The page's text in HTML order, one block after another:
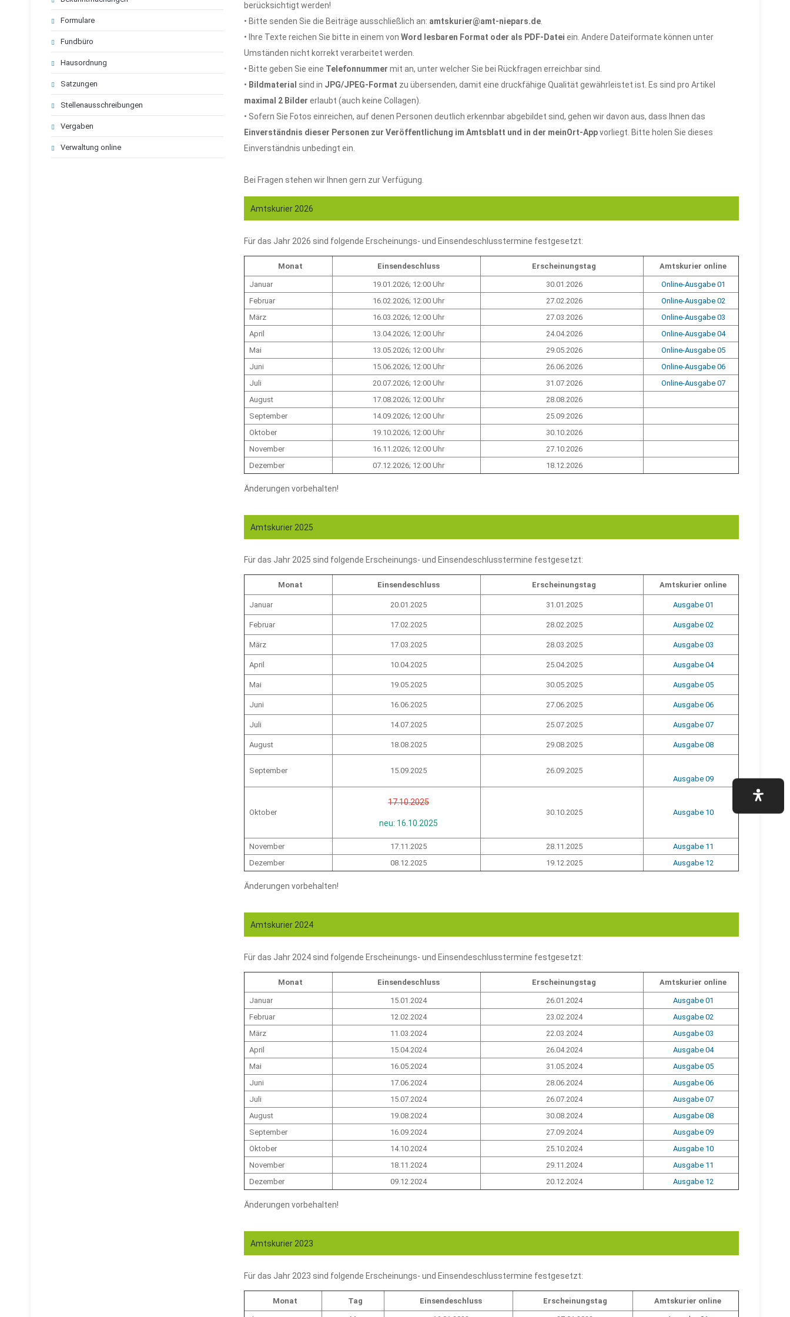
berücksichtigt werden!
• Bitte senden Sie die Beiträge ausschließlich an: amtskurier@amt-niepars.de.
• Ihre Texte reichen Sie bitte in einem von Word lesbaren Format oder als PDF-Datei ein. Andere Dateiformate können unter
Umständen nicht korrekt verarbeitet werden.
• Bitte geben Sie eine Telefonnummer mit an, unter welcher Sie bei Rückfragen erreichbar sind.
• Bildmaterial sind in JPG/JPEG-Format zu übersenden, damit eine druckfähige Qualität gewährleistet ist. Es sind pro Artikel
maximal 2 Bilder erlaubt (auch keine Collagen).
• Sofern Sie Fotos einreichen, auf denen Personen deutlich erkennbar abgebildet sind, gehen wir davon aus, dass Ihnen das
Einverständnis dieser Personen zur Veröffentlichung im Amtsblatt und in der meinOrt-Appvorliegt. Bitte holen Sie dieses
Einverständnis unbedingt ein.
Bei Fragen stehen wir Ihnen gern zur Verfügung.
Amtskurier 2026
Für das Jahr 2026 sind folgende Erscheinungs- und Einsendeschlusstermine festgesetzt:
Monat Einsendeschluss Erscheinungstag Amtskurier online
Januar 19.01.2026; 12:00 Uhr 30.01.2026
Online-Ausgabe 01
Februar
16.02.2026; 12:00 Uhr 27.02.2026
Online-Ausgabe 02
März
16.03.2026; 12:00 Uhr 27.03.2026
Online-Ausgabe 03
April
13.04.2026; 12:00 Uhr 24.04.2026
Online-Ausgabe 04
Mai
13.05.2026; 12:00 Uhr 29.05.2026
Online-Ausgabe 05
Juni
15.06.2026; 12:00 Uhr 26.06.2026
Online-Ausgabe 06
Juli
20.07.2026; 12:00 Uhr 31.07.2026
Online-Ausgabe 07
August
17.08.2026; 12:00 Uhr
28.08.2026
September
14.09.2026; 12:00 Uhr
25.09.2026
Oktober
19.10.2026; 12:00 Uhr
30.10.2026
November
16.11.2026; 12:00 Uhr
27.10.2026
Dezember
07.12.2026; 12:00 Uhr 18.12.2026
Änderungen vorbehalten!
Amtskurier 2025
Für das Jahr 2025 sind folgende Erscheinungs- und Einsendeschlusstermine festgesetzt:
Monat Einsendeschluss Erscheinungstag Amtskurier online
Januar 20.01.2025 31.01.2025 Ausgabe 01
Februar 17.02.2025 28.02.2025 Ausgabe 02
März 17.03.2025 28.03.2025 Ausgabe 03
April 10.04.2025 25.04.2025 Ausgabe 04
Mai 19.05.2025 30.05.2025 Ausgabe 05
Juni 16.06.2025 27.06.2025 Ausgabe 06
Juli 14.07.2025 25.07.2025 Ausgabe 07
August 18.08.2025 29.08.2025 Ausgabe 08
September 15.09.2025
26.09.2025
Ausgabe 09
Oktober
17.10.2025
neu: 16.10.2025
30.10.2025 Ausgabe 10
November 17.11.2025 28.11.2025
Ausgabe 11
Dezember
08.12.2025 19.12.2025 Ausgabe 12
Änderungen vorbehalten!
Amtskurier 2024
Für das Jahr 2024 sind folgende Erscheinungs- und Einsendeschlusstermine festgesetzt:
Monat Einsendeschluss Erscheinungstag Amtskurier online
Januar 15.01.2024 26.01.2024
Ausgabe 01
Februar
12.02.2024 23.02.2024
Ausgabe 02
März
11.03.2024 22.03.2024
Ausgabe 03
April
15.04.2024 26.04.2024
Ausgabe 04
Mai
16.05.2024 31.05.2024
Ausgabe 05
Juni
17.06.2024 28.06.2024
Ausgabe 06
Juli
15.07.2024 26.07.2024
Ausgabe 07
August
19.08.2024 30.08.2024
Ausgabe 08
September
16.09.2024 27.09.2024
Ausgabe 09
Oktober
14.10.2024 25.10.2024
Ausgabe 10
November
18.11.2024 29.11.2024
Ausgabe 11
Dezember
09.12.2024 20.12.2024 Ausgabe 12
Änderungen vorbehalten!
Amtskurier 2023
Für das Jahr 2023 sind folgende Erscheinungs- und Einsendeschlusstermine festgesetzt:
Monat Tag Einsendeschluss Erscheinungstag Amtskurier online
Formulare
Fundbüro
Hausordnung
Satzungen
Stellenausschreibungen
Vergaben
Verwaltung online